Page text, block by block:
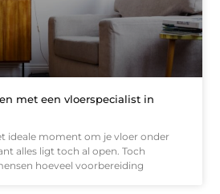
met een vloerspecialist in
ideale moment om je vloer onder
alles ligt toch al open. Toch
hoeveel voorbereiding